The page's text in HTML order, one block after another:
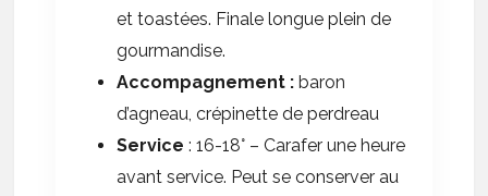
et toastées. Finale longue plein de
gourmandise.
Accompagnement : baron
d’agneau, crépinette de perdreau
Service : 16-18° – Carafer une heure
avant service. Peut se conserver au